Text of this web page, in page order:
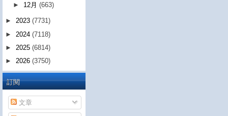
► 12月(663)
► 2023 (7731)
► 2024 (7118)
► 2025 (6814)
► 2026 (3750)
訂閱
文章